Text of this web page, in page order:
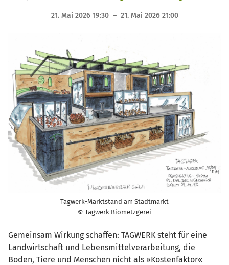
21. Mai 2026 19:30 – 21. Mai 2026 21:00
Tagwerk-Marktstand am Stadtmarkt
© Tagwerk Biometzgerei
Gemeinsam Wirkung schaffen: TAGWERK steht für eine
Landwirtschaft und Lebensmittelverarbeitung, die
Boden, Tiere und Menschen nicht als »Kostenfaktor«